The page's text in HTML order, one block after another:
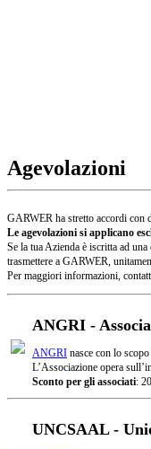
Agevolazioni
GARWER ha stretto accordi con
Le agevolazioni si applicano
Se la tua Azienda è iscritta ad
trasmettere a GARWER,
Per maggiori informazioni,
ANGRI -
ANGRI nasce con lo
L’Associazione opera
Sconto per gli associati:
UNCSAAL -